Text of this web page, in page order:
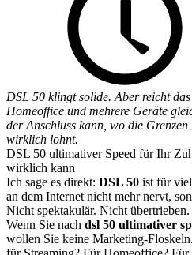
DSL 50 klingt solide. Aber reicht
Homeoffice und mehrere Geräte
der Anschluss kann, wo die
wirklich lohnt.
DSL 50 ultimativer Speed für Ihr
wirklich kann
Ich sage es direkt: DSL 50 ist für
an dem Internet nicht mehr nervt,
Nicht spektakulär. Nicht
Wenn Sie nach dsl 50 ultimativer
wollen Sie keine Marketing-